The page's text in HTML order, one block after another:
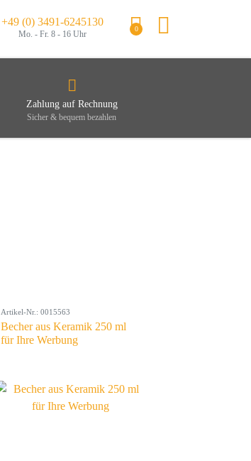
+49 (0) 3491-6245130
Mo. - Fr. 8 - 16 Uhr
0
Zahlung auf Rechnung
Sicher & bequem bezahlen
Artikel-Nr.: 0015563
Becher aus Keramik 250 ml
für Ihre Werbung